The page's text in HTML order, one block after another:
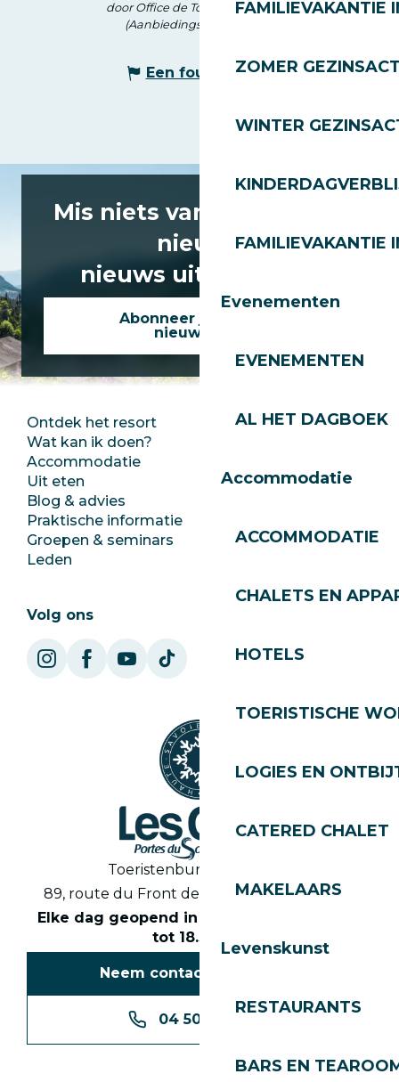
FAMILIEVAKANTIE
ZOMER
WINTER
FAMILIEVAKANTIE
Evenementen
EVENEMENTEN
AL HET DAGBOEK
Accommodatie
ACCOMMODATIE
CHALETS EN
HOTELS
TOERISTISCHE
LOGIES EN
CATERED CHALET
MAKELAARS
Levenskunst
RESTAURANTS
BARS EN
door Office de Tourisme des Gets
(Aanbiedingscode :
Een fout melden
Mis niets van het laatste
nieuws
nieuws uit Les Gets!
Abonneer je op onze
nieuwsbrief
Ontdek het resort
Wat kan ik doen?
Accommodatie
Uit eten
Blog & advies
Praktische informatie
Groepen & seminars
Leden
Perszaal
Jobs
SoleGets
Volg ons
Toeristenbureau Les Gets
89, route du Front de Neige 74260 Les Gets
Elke dag geopend in het seizoen van 8.30
tot 18.30 uur
Neem contact met ons op
04 50 74 74 74